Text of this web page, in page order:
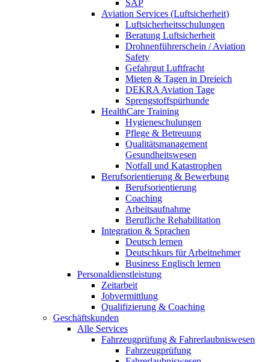
SAP
Aviation Services (Luftsicherheit)
Luftsicherheitsschulungen
Beratung Luftsicherheit
Drohnenführerschein / Aviation
Safety
Gefahrgut Luftfracht
Mieten & Tagen in Dreieich
DEKRA Aviation Tage
Sprengstoffspürhunde
HealthCare Training
Hygieneschulungen
Pflege & Betreuung
Qualitätsmanagement
Gesundheitswesen
Notfall und Katastrophen
Berufsorientierung & Bewerbung
Berufsorientierung
Coaching
Arbeitsaufnahme
Berufliche Rehabilitation
Integration & Sprachen
Deutsch lernen
Deutschkurs für Arbeitnehmer
Business Englisch lernen
Personaldienstleistung
Zeitarbeit
Jobvermittlung
Qualifizierung & Coaching
Geschäftskunden
Alle Services
Fahrzeugprüfung & Fahrerlaubniswesen
Fahrzeugprüfung